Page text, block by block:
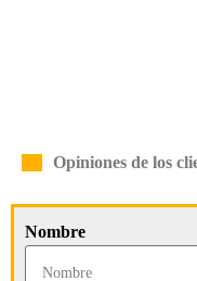
Opiniones de los
Nombre